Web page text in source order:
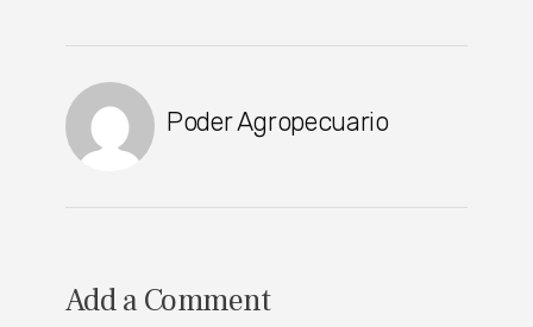
Poder Agropecuario
Add a Comment